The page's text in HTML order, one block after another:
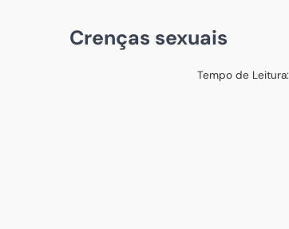
Crenças sexuais
Tempo de Leitura: